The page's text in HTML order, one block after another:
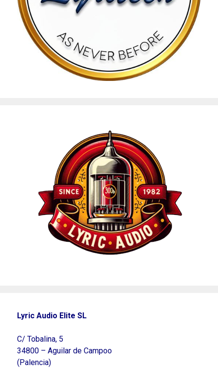
Lyric Audio Elite SL
C/ Tobalina, 5
34800 – Aguilar de Campoo
(Palencia)